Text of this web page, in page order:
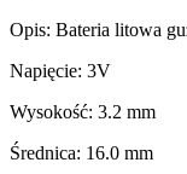
Opis: Bateria litowa
Napięcie: 3V
Wysokość: 3.2 mm
Średnica: 16.0 mm